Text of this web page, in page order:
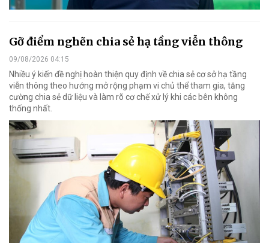
Gỡ điểm nghẽn chia sẻ hạ tầng viễn thông
09/08/2026 04:15
Nhiều ý kiến đề nghị hoàn thiện quy định về chia sẻ cơ sở hạ tầng
viễn thông theo hướng mở rộng phạm vi chủ thể tham gia, tăng
cường chia sẻ dữ liệu và làm rõ cơ chế xử lý khi các bên không
thống nhất.